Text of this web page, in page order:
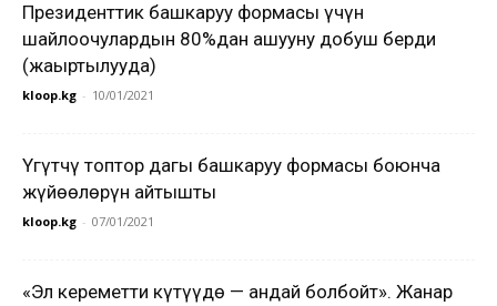
Президенттик башкаруу формасы үчүн
шайлоочулардын 80%дан ашууну добуш берди
(жаңыртылууда)
kloop.kg - 10/01/2021
Үгүтчү топтор дагы башкаруу формасы боюнча
жүйөөлөрүн айтышты
kloop.kg - 07/01/2021
«Эл кереметти күтүүдө — андай болбойт». Жанар